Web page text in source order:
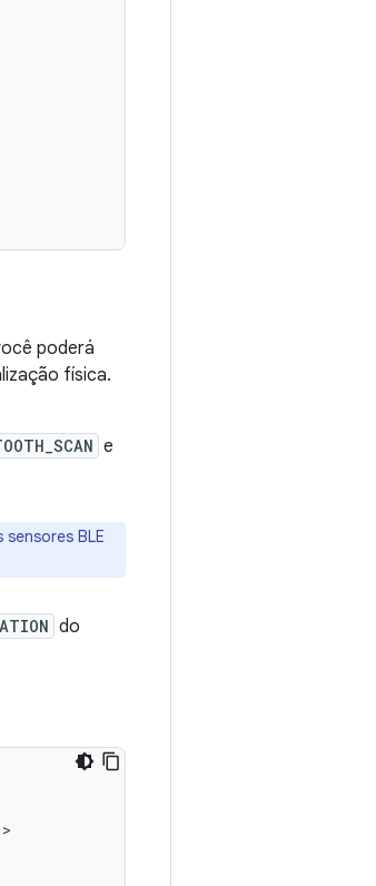
poderá
física.
e
sensores BLE
do